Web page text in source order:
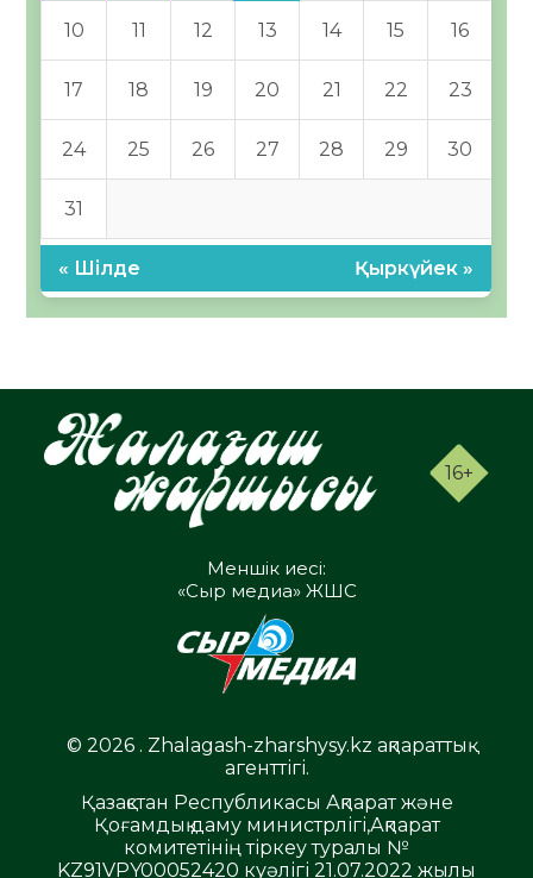
10 11 12 13 14 15 16
17 18 19 20 21 22 23
24 25 26 27 28 29 30
31
« Шілде Қыркүйек »
16+
Меншік иесі:
«Сыр медиа» ЖШС
© 2026 . Zhalagash-zharshysy.kz ақпараттық
агенттігі.
Қазақстан Республикасы Ақпарат және
Қоғамдық даму министрлігі,Ақпарат
комитетінің тіркеу туралы №
KZ91VPY00052420 куәлігі 21.07.2022 жылы